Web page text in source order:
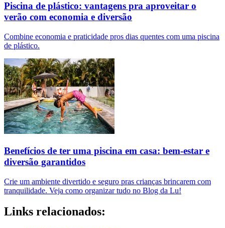
Piscina de plástico: vantagens pra aproveitar o
verão com economia e diversão
Combine economia e praticidade pros dias quentes com uma piscina
de plástico.
Benefícios de ter uma piscina em casa: bem-estar e
diversão garantidos
Crie um ambiente divertido e seguro pras crianças brincarem com
tranquilidade. Veja como organizar tudo no Blog da Lu!
Links relacionados: